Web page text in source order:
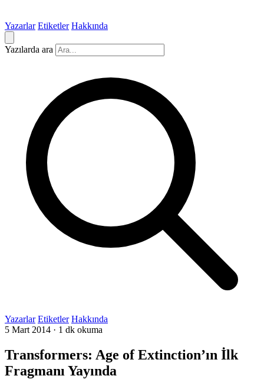
Yazarlar Etiketler Hakkında
Yazılarda ara
Yazarlar Etiketler Hakkında
5 Mart 2014 · 1 dk okuma
Transformers: Age of Extinction’ın İlk
Fragmanı Yayında